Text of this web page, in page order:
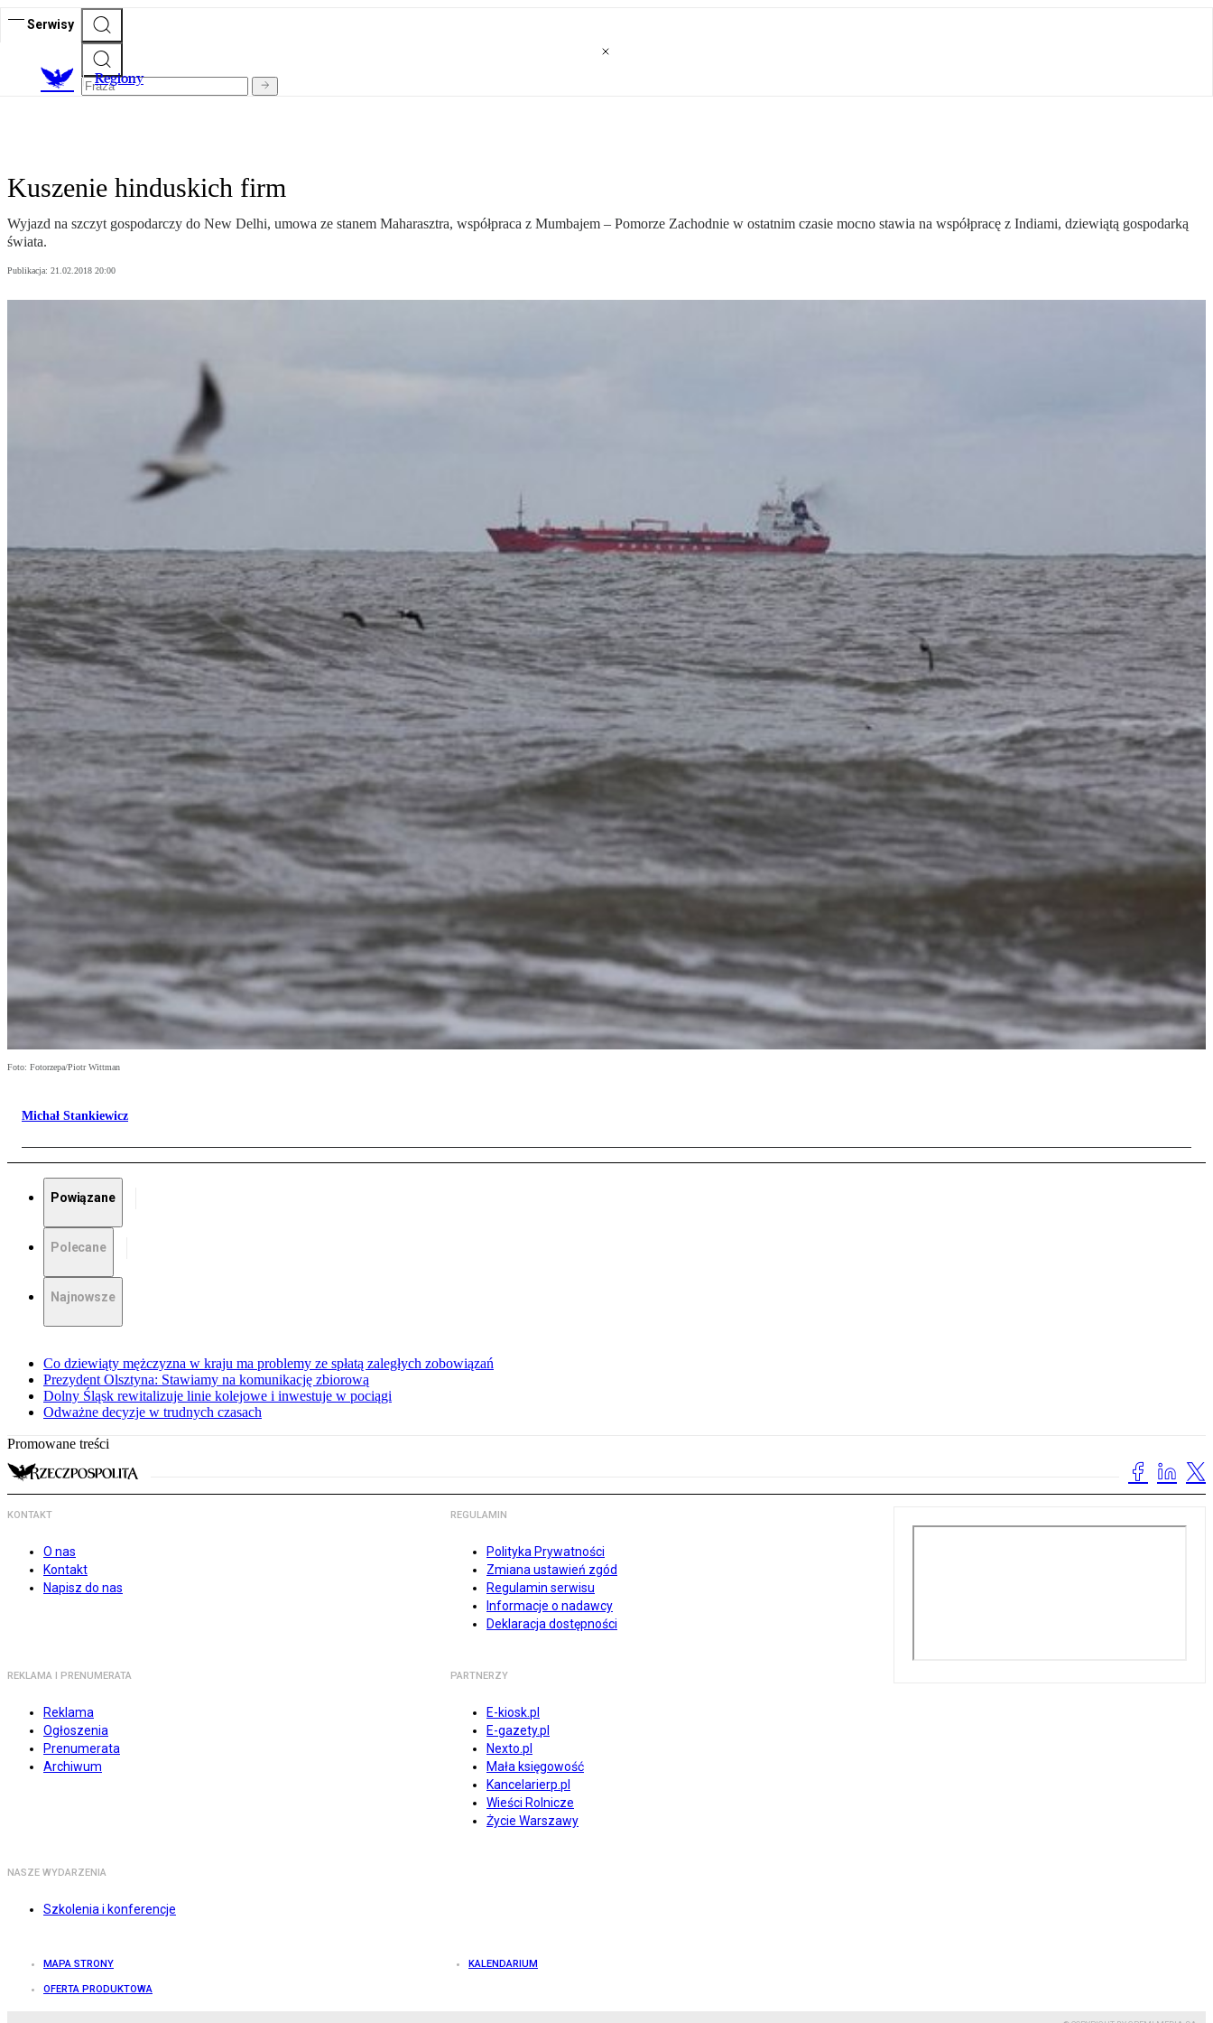
Serwisy
Regiony
Kuszenie hinduskich firm
Wyjazd na szczyt gospodarczy do New Delhi, umowa ze stanem Maharasztra, współpraca z Mumbajem – Pomorze Zachodnie w ostatnim czasie mocno stawia na współpracę z Indiami, dziewiątą gospodarką
świata.
Publikacja: 21.02.2018 20:00
Foto: Fotorzepa/Piotr Wittman
Michał Stankiewicz
Powiązane
Polecane
Najnowsze
Co dziewiąty mężczyzna w kraju ma problemy ze spłatą zaległych zobowiązań
Prezydent Olsztyna: Stawiamy na komunikację zbiorową
Dolny Śląsk rewitalizuje linie kolejowe i inwestuje w pociągi
Odważne decyzje w trudnych czasach
Promowane treści
KONTAKT
O nas
Kontakt
Napisz do nas
REGULAMIN
Polityka Prywatności
Zmiana ustawień zgód
Regulamin serwisu
Informacje o nadawcy
Deklaracja dostępności
REKLAMA I PRENUMERATA
Reklama
Ogłoszenia
Prenumerata
Archiwum
PARTNERZY
E-kiosk.pl
E-gazety.pl
Nexto.pl
Mała księgowość
Kancelarierp.pl
Wieści Rolnicze
Życie Warszawy
NASZE WYDARZENIA
Szkolenia i konferencje
MAPA STRONY KALENDARIUM
OFERTA PRODUKTOWA